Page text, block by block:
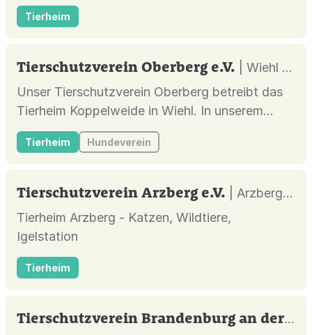
Tierheim
Tierschutzverein Oberberg e.V.
| Wiehl |
Unser Tierschutzverein Oberberg betreibt das
Tierheim Koppelweide in Wiehl. In unserem
Tierheim beherbergen wir Hunde, Katzen,
Kaninchen, Meerschweinchen und andere
Abgabetiere aus den benachbarten Städten und
Tierheim Hundeverein
Tierschutzverein Arzberg e.V.
| Arzberg |
Tierheim Arzberg - Katzen, Wildtiere,
Igelstation
Tierheim
Tierschutzverein Brandenburg an der Havel e.V.